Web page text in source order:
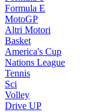
Formula E
MotoGP
Altri Motori
Basket
America's Cup
Nations League
Tennis
Sci
Volley
Drive UP